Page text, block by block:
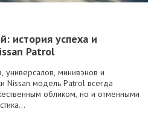
история успеха и
Patrol
универсалов, минивэнов и
Nissan модель Patrol всегда
обликом, но и отменными